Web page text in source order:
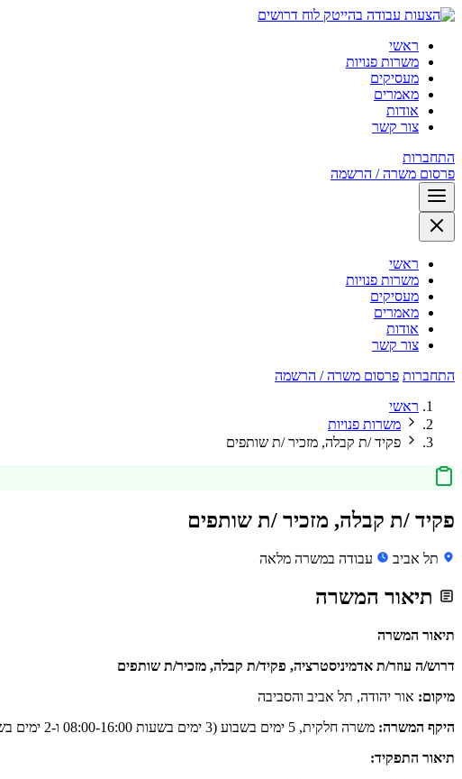
לוח דרושים
ראשי
משרות פנויות
מעסיקים
מאמרים
אודות
צור קשר
התחברות
פרסום משרה / הרשמה
ראשי
משרות פנויות
מעסיקים
מאמרים
אודות
צור קשר
התחברות פרסום משרה / הרשמה
ראשי
משרות פנויות
פקיד /ת קבלה, מזכיר /ת שותפים
פקיד /ת קבלה, מזכיר /ת שותפים
תל אביב עבודה במשרה מלאה
תיאור המשרה
תיאור המשרה
דרוש/ה עוזר/ת אדמיניסטרציה, פקיד/ת קבלה, מזכיר/ת שותפים
מיקום: אור יהודה, תל אביב והסביבה
היקף המשרה: משרה חלקית, 5 ימים בשבוע (3 ימים בשעות 08:00-16:00 ו-2 ימים בשעות 10:00-19:00)
תיאור התפקיד: